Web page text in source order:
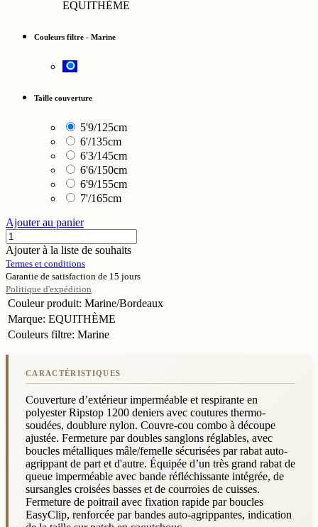
EQUITHÈME
Couleurs filtre - Marine
Taille couverture
5'9/125cm
6'/135cm
6'3/145cm
6'6/150cm
6'9/155cm
7'/165cm
Ajouter au panier
Ajouter à la liste de souhaits
Termes et conditions
Garantie de satisfaction de 15 jours
Politique d'expédition
Couleur produit: Marine/Bordeaux
Marque: EQUITHÈME
Couleurs filtre: Marine
Couverture d’extérieur imperméable et respirante en
polyester Ripstop 1200 deniers avec coutures thermo-
soudées, doublure nylon. Couvre-cou combo à découpe
ajustée. Fermeture par doubles sanglons réglables, avec
boucles métalliques mâle/femelle sécurisées par rabat auto-
agrippant de part et d'autre. Équipée d’un très grand rabat de
queue imperméable avec bande réfléchissante intégrée, de
sursangles croisées basses et de courroies de cuisses.
Fermeture de poitrail avec fixation rapide par boucles
EasyClip, renforcée par bandes auto-agrippantes, indication